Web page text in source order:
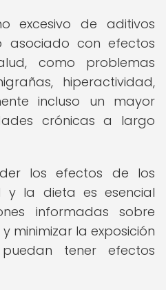
excesivo de aditivos
asociado con efectos
como problemas
hiperactividad,
incluso un mayor
crónicas a largo
los efectos de los
y la dieta es esencial
informadas sobre
minimizar la exposición
tener efectos